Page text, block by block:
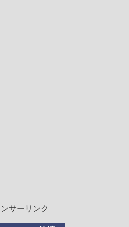
サーリンク